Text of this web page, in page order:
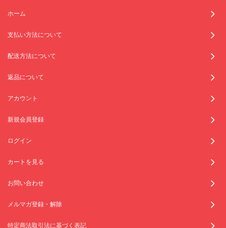
ホーム
支払い方法について
配送方法について
返品について
アカウント
新規会員登録
ログイン
カートを見る
お問い合わせ
メルマガ登録・解除
特定商法取引法に基づく表記